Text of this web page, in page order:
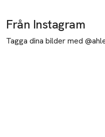
Från Instagram
Tagga dina bilder med